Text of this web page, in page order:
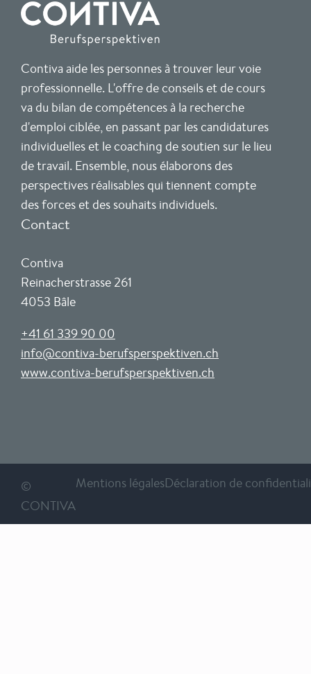
Contiva aide les personnes à trouver leur voie
professionnelle. L'offre de conseils et de cours
va du bilan de compétences à la recherche
d'emploi ciblée, en passant par les candidatures
individuelles et le coaching de soutien sur le lieu
de travail. Ensemble, nous élaborons des
perspectives réalisables qui tiennent compte
des forces et des souhaits individuels.
Contact
Contiva
Reinacherstrasse 261
4053 Bâle
+41 61 339 90 00
info@contiva-berufsperspektiven.ch
www.contiva-berufsperspektiven.ch
©
CONTIVA
Mentions légalesDéclaration de